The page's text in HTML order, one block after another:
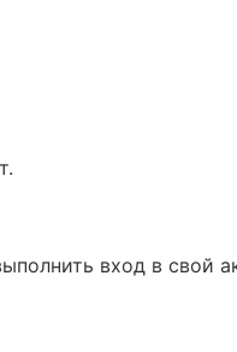
вход в свой